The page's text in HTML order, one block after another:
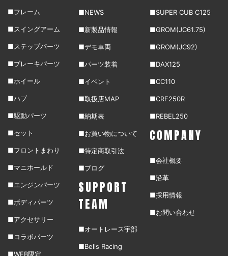
■フレーム
■スイングアーム
■ステップパーツ
■ブレーキパーツ
■ホイール
■ハブ
■駆動パーツ
■セット
■フロントまわり
■マニホールド
■エンジンパーツ
■ボディパーツ
■アクセサリー
■コラボパーツ
■WEB限定
■NEWS
■新製品情報
■デモ車両
■パーツ装着
■イベント
■取扱店MAP
■納期表
■お買い物について
■特定商取引法
■ブログ
SUPPORT
TEAM
■オートレース宇部
■Bells Racing
■SUPER CUB C125
■GROM(JC61.75)
■GROM(JC92)
■DAX125
■CC110
■CRF250R
■REBEL250
COMPANY
■会社概要
■沿革
■採用情報
■お問い合わせ